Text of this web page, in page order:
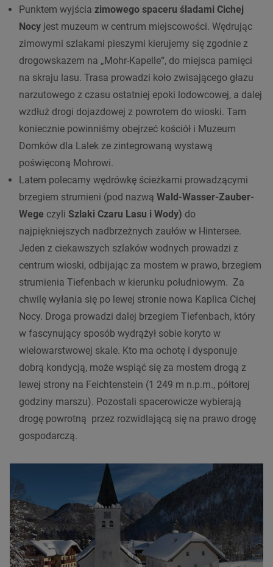
Punktem wyjścia zimowego spaceru śladami Cichej
Nocy jest muzeum w centrum miejscowości. Wędrując
zimowymi szlakami pieszymi kierujemy się zgodnie z
drogowskazem na „Mohr-Kapelle“, do miejsca pamięci
na skraju lasu. Trasa prowadzi koło zwisającego głazu
narzutowego z czasu ostatniej epoki lodowcowej, a dalej
wzdłuż drogi dojazdowej z powrotem do wioski. Tam
koniecznie powinniśmy obejrzeć kościół i Muzeum
Domków dla Lalek ze zintegrowaną wystawą
poświęconą Mohrowi.
Latem polecamy wędrówkę ścieżkami prowadzącymi
brzegiem strumieni (pod nazwą Wald-Wasser-Zauber-
Wege czyli Szlaki Czaru Lasu i Wody) do
najpiękniejszych nadbrzeżnych zaułów w Hintersee.
Jeden z ciekawszych szlaków wodnych prowadzi z
centrum wioski, odbijając za mostem w prawo, brzegiem
strumienia Tiefenbach w kierunku południowym. Za
chwilę wyłania się po lewej stronie nowa Kaplica Cichej
Nocy. Droga prowadzi dalej brzegiem Tiefenbach, który
w fascynujący sposób wydrążył sobie koryto w
wielowarstwowej skale. Kto ma ochotę i dysponuje
dobrą kondycją, może wspiąć się za mostem drogą z
lewej strony na Feichtenstein (1 249 m n.p.m., półtorej
godziny marszu). Pozostali spacerowicze wybierają
drogę powrotną przez rozwidlającą się na prawo drogę
gospodarczą.